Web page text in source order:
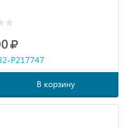
P217747
В корзину